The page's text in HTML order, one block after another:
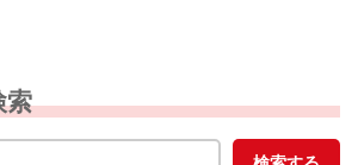
索